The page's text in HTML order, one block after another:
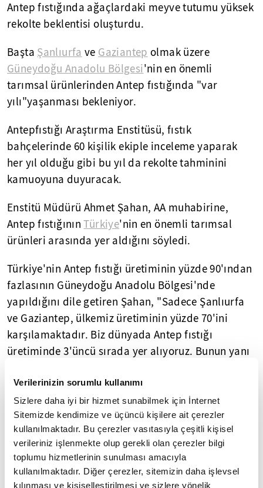
Verilerinizin sorumlu kullanımı
Sizlere daha iyi bir hizmet sunabilmek için İnternet
Sitemizde kendimize ve üçüncü kişilere ait çerezler
kullanılmaktadır. Bu çerezler vasıtasıyla çeşitli kişisel
verileriniz işlenmekte olup gerekli olan çerezler bilgi
toplumu hizmetlerinin sunulması amacıyla
kullanılmaktadır. Diğer çerezler, sitemizin daha işlevsel
kılınması ve kişiselleştirilmesi ve sizlere yönelik
Antep fıstığında ağaçlardaki meyve tutumu yüksek
rekolte beklentisi oluşturdu.
Başta Şanlıurfa ve Gaziantep olmak üzere
Güneydoğu Anadolu Bölgesi'nin en önemli
tarımsal ürünlerinden Antep fıstığında "var
yılı"yaşanması bekleniyor.
Antepfıstığı Araştırma Enstitüsü, fıstık
bahçelerinde 60 kişilik ekiple inceleme yaparak
her yıl olduğu gibi bu yıl da rekolte tahminini
kamuoyuna duyuracak.
Enstitü Müdürü Ahmet Şahan, AA muhabirine,
Antep fıstığınınTürkiye'nin en önemli tarımsal
ürünleri arasında yer aldığını söyledi.
Türkiye'nin Antep fıstığı üretiminin yüzde 90'ından
fazlasının Güneydoğu Anadolu Bölgesi'nde
yapıldığını dile getiren Şahan, "Sadece Şanlıurfa
ve Gaziantep, ülkemiz üretiminin yüzde 70'ini
karşılamaktadır. Biz dünyada Antep fıstığı
üretiminde 3'üncü sırada yer alıyoruz. Bunun yanı
gelmesi ve üretici ile çiftçinin yüzünü güldüren bir
ürün olması nedeniyle Antep fıstığına olan rağbet
de artmıştır. " dedi.
Cumhuriyet'in ilk yıllarında 2 bin ton olan Antep
fıstığı üretiminin 2010'lu yılların başında 150 bin
tona yaklaştığını, 2020'den sonra da 200 bin tonun